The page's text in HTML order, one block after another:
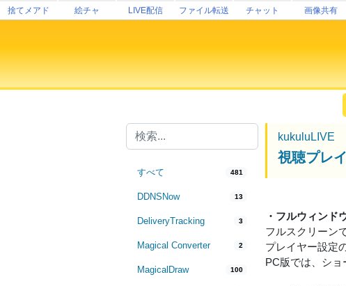
捨てメアド 絵チャ LIVE配信 ファイル転送 チャット 画像共有
すべて 481
DDNSNow 13
DeliveryTracking 3
Magical Converter 2
MagicalDraw 100
kukuluLIVE
視聴プレ
・フルウィンド
フルスクリーン
プレイヤー設定
PC版では、ショ